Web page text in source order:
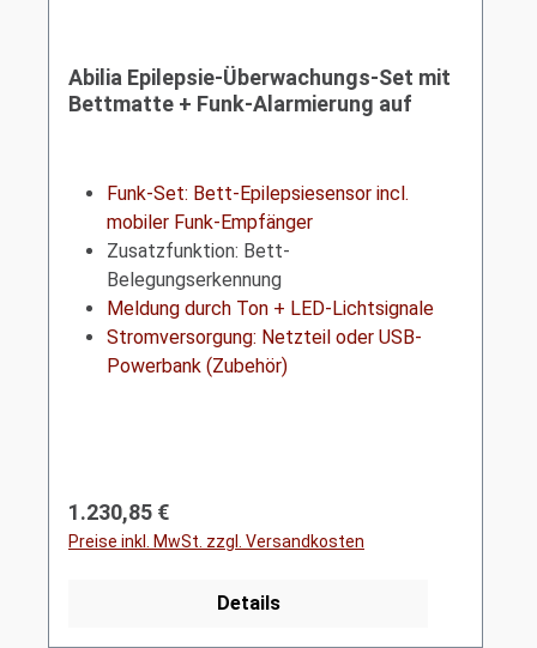
Abilia Epilepsie-Überwachungs-Set mit
Bettmatte + Funk-Alarmierung auf
Funk-Set: Bett-Epilepsiesensor incl.
mobiler Funk-Empfänger
Zusatzfunktion: Bett-
Belegungserkennung
Meldung durch Ton + LED-Lichtsignale
Stromversorgung: Netzteil oder USB-
Powerbank (Zubehör)
Regulärer Preis:
1.230,85 €
Preise inkl. MwSt. zzgl. Versandkosten
Details